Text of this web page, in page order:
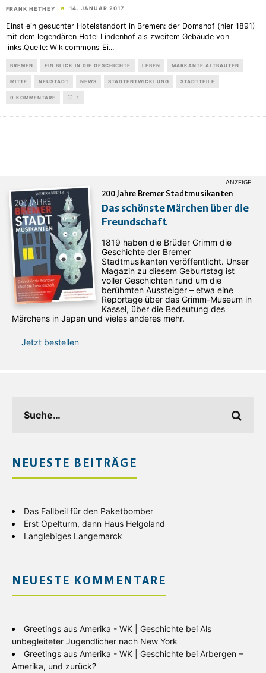
FRANK HETHEY 14. JANUAR 2017
Einst ein gesuchter Hotelstandort in Bremen: der Domshof (hier 1891)
mit dem legendären Hotel Lindenhof als zweitem Gebäude von
links.Quelle: Wikicommons Ei...
BREMEN EIN BLICK IN DIE GESCHICHTE LEBEN MARKANTE ALTBAUTEN
MITTE NEUSTADT NEWS STADTENTWICKLUNG STADTTEILE
0 KOMMENTARE 1
200 Jahre Bremer Stadtmusikanten
Das schönste Märchen über die
Freundschaft
1819 haben die Brüder Grimm die
Geschichte der Bremer
Stadtmusikanten veröffentlicht. Unser
Magazin zu diesem Geburtstag ist
voller Geschichten rund um die
berühmten Aussteiger – etwa eine
Reportage über das Grimm-Museum in
Kassel, über die Bedeutung des
Märchens in Japan und vieles anderes mehr.
Jetzt bestellen
NEUESTE BEITRÄGE
Das Fallbeil für den Paketbomber
Erst Opelturm, dann Haus Helgoland
Langlebiges Langemarck
NEUESTE KOMMENTARE
Greetings aus Amerika - WK | Geschichte bei Als
unbegleiteter Jugendlicher nach New York
Greetings aus Amerika - WK | Geschichte bei Arbergen –
Amerika, und zurück?